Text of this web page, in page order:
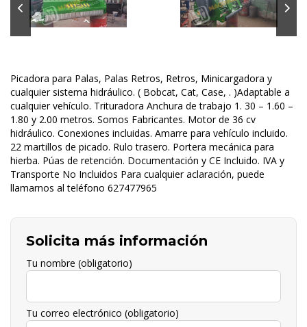
Picadora para Palas, Palas Retros, Retros, Minicargadora y
cualquier sistema hidráulico. ( Bobcat, Cat, Case, . )Adaptable a
cualquier vehículo. Trituradora Anchura de trabajo 1. 30 – 1.60 –
1.80 y 2.00 metros. Somos Fabricantes. Motor de 36 cv
hidráulico. Conexiones incluidas. Amarre para vehículo incluido.
22 martillos de picado. Rulo trasero. Portera mecánica para
hierba. Púas de retención. Documentación y CE Incluido. IVA y
Transporte No Incluidos Para cualquier aclaración, puede
llamarnos al teléfono 627477965
Solicita más información
Tu nombre (obligatorio)
Tu correo electrónico (obligatorio)